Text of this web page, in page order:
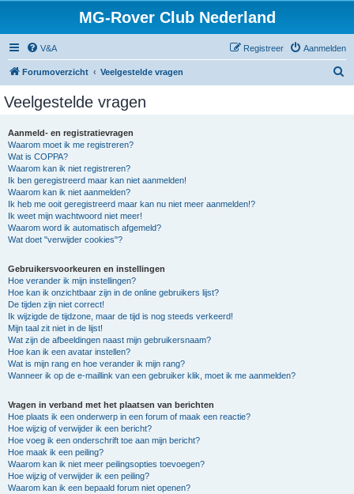
MG-Rover Club Nederland
V&A Aanmelden
Registreer
Forumoverzicht Veelgestelde vragen
Veelgestelde vragen
Aanmeld- en registratievragen
Waarom moet ik me registreren?
Wat is COPPA?
Waarom kan ik niet registreren?
Ik ben geregistreerd maar kan niet aanmelden!
Waarom kan ik niet aanmelden?
Ik heb me ooit geregistreerd maar kan nu niet meer aanmelden!?
Ik weet mijn wachtwoord niet meer!
Waarom word ik automatisch afgemeld?
Wat doet "verwijder cookies"?
Gebruikersvoorkeuren en instellingen
Hoe verander ik mijn instellingen?
Hoe kan ik onzichtbaar zijn in de online gebruikers lijst?
De tijden zijn niet correct!
Ik wijzigde de tijdzone, maar de tijd is nog steeds verkeerd!
Mijn taal zit niet in de lijst!
Wat zijn de afbeeldingen naast mijn gebruikersnaam?
Hoe kan ik een avatar instellen?
Wat is mijn rang en hoe verander ik mijn rang?
Wanneer ik op de e-maillink van een gebruiker klik, moet ik me aanmelden?
Vragen in verband met het plaatsen van berichten
Hoe plaats ik een onderwerp in een forum of maak een reactie?
Hoe wijzig of verwijder ik een bericht?
Hoe voeg ik een onderschrift toe aan mijn bericht?
Hoe maak ik een peiling?
Waarom kan ik niet meer peilingsopties toevoegen?
Hoe wijzig of verwijder ik een peiling?
Waarom kan ik een bepaald forum niet openen?